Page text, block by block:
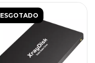
ESGOTADO